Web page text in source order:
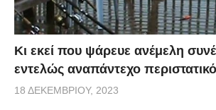
Κι εκεί που ψάρευε ανέμελη
εντελώς αναπάντεχο
18 ΔΕΚΕΜΒΡΊΟΥ, 2023